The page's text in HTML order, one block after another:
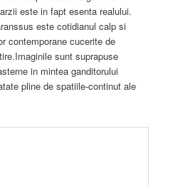
este in fapt esenta realului.
este cotidianul calp si
contemporane cucerite de
sunt suprapuse
in mintea ganditorului
pline de spatiile-continut ale